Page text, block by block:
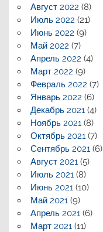
Август 2022 (8)
Июль 2022 (21)
Июнь 2022 (9)
Май 2022 (7)
Апрель 2022 (4)
Март 2022 (9)
Февраль 2022 (7)
Январь 2022 (6)
Декабрь 2021(4)
Ноябрь 2021(8)
Октябрь 2021(7)
Сентябрь 2021(6)
Август 2021(5)
Июль 2021(8)
Июнь 2021(10)
Май 2021(9)
Апрель 2021(6)
Март 2021(11)